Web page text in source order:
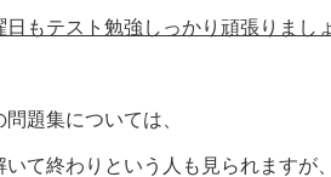
もテスト勉強しっかり頑張りまし
題集については、
て終わりという人も見られますが、